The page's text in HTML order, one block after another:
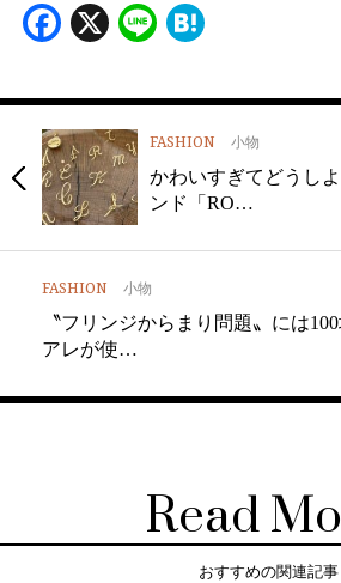
Facebook
X Line
FASHION 小物
かわいすぎてどうし
ンド「RO…
FASHION 小物
〝フリンジからまり問題〟には
アレが使…
Read
おすすめの関連記事